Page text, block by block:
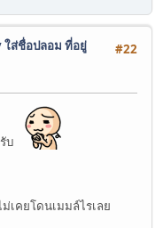
#22
ใส่ชื่อปลอม ที่อยู่
บ
เคยโดนเมมล์ไรเลย